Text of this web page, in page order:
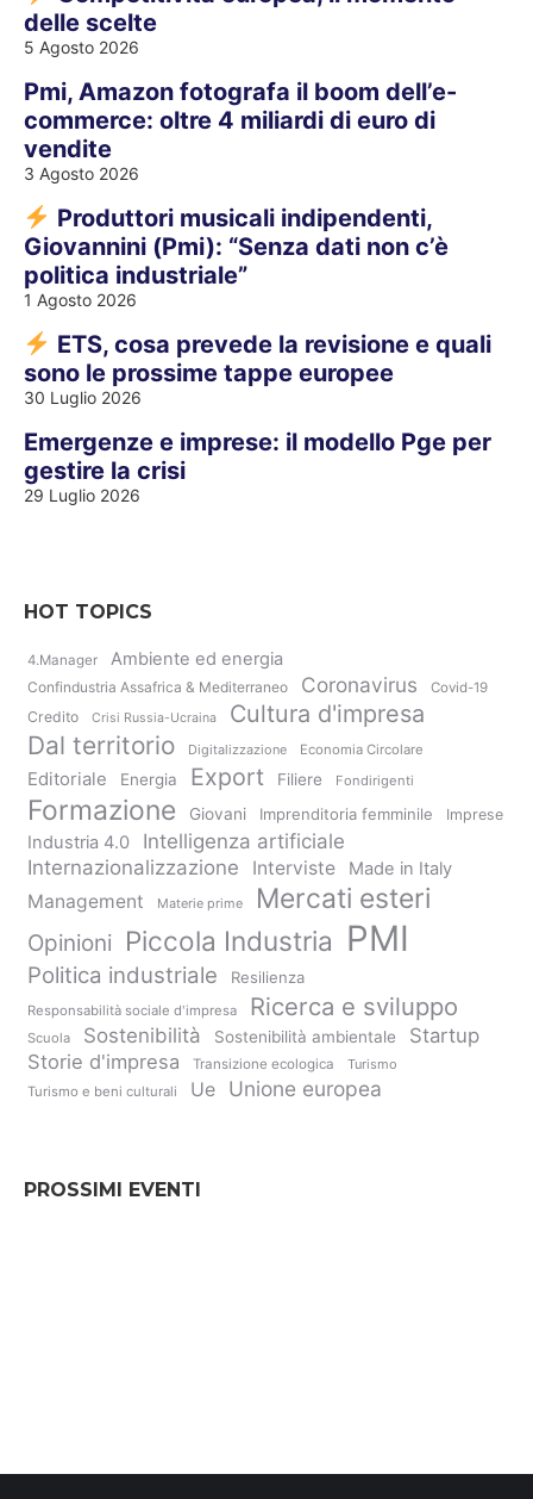
delle scelte
5 Agosto 2026
Pmi, Amazon fotografa il boom dell’e-
commerce: oltre 4 miliardi di euro di
vendite
3 Agosto 2026
Produttori musicali indipendenti,
Giovannini (Pmi): “Senza dati non c’è
politica industriale”
1 Agosto 2026
ETS, cosa prevede la revisione e quali
sono le prossime tappe europee
30 Luglio 2026
Emergenze e imprese: il modello Pge per
gestire la crisi
29 Luglio 2026
HOT TOPICS
4.Manager Ambiente ed energia
Confindustria Assafrica & Mediterraneo Coronavirus Covid-19
Credito Crisi Russia-Ucraina Cultura d'impresa
Dal territorio Digitalizzazione Economia Circolare
Editoriale Energia Export Filiere Fondirigenti
Formazione Giovani Imprenditoria femminile Imprese
Industria 4.0
Intelligenza artificiale
Internazionalizzazione
Interviste Made in Italy
Management Materie prime Mercati esteri
Opinioni Piccola Industria PMI
Politica industriale Resilienza
Responsabilità sociale d'impresa Ricerca e sviluppo
Scuola Sostenibilità Sostenibilità ambientale
Startup
Storie d'impresa
Transizione ecologica
Turismo
Turismo e beni culturali
Ue Unione europea
PROSSIMI EVENTI